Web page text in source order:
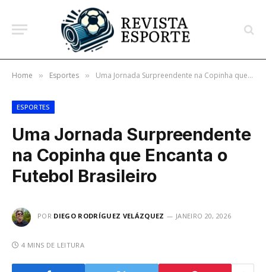
Home » Esportes » Uma Jornada Surpreendente na Copinha que Encanta o Futebol Brasileiro
ESPORTES
Uma Jornada Surpreendente
na Copinha que Encanta o
Futebol Brasileiro
POR DIEGO RODRÍGUEZ VELÁZQUEZ JANEIRO 20, 2026
4 MINS DE LEITURA